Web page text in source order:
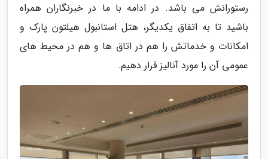
رستورانش می باشد. در ادامه با ما در خبرنگاران همراه
باشید تا به اتفاق یکدیگر، هتل استانبول هیلتون پارک و
امکانات و خدماتش را هم در اتاق ها و هم در محیط های
عمومی آن را مورد آنالیز قرار دهیم.